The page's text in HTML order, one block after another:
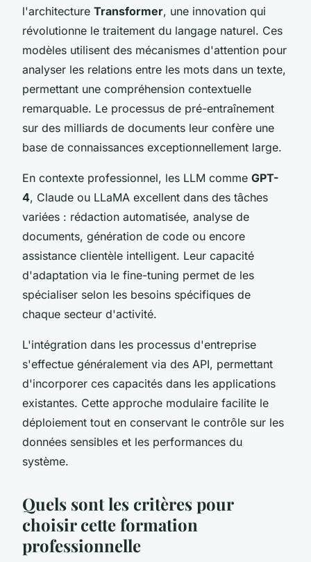
l'architecture Transformer, une innovation qui
révolutionne le traitement du langage naturel. Ces
modèles utilisent des mécanismes d'attention pour
analyser les relations entre les mots dans un texte,
permettant une compréhension contextuelle
remarquable. Le processus de pré-entraînement
sur des milliards de documents leur confère une
base de connaissances exceptionnellement large.
En contexte professionnel, les LLM comme GPT-
4, Claude ou LLaMA excellent dans des tâches
variées : rédaction automatisée, analyse de
documents, génération de code ou encore
assistance clientèle intelligent. Leur capacité
d'adaptation via le fine-tuning permet de les
spécialiser selon les besoins spécifiques de
chaque secteur d'activité.
L'intégration dans les processus d'entreprise
s'effectue généralement via des API, permettant
d'incorporer ces capacités dans les applications
existantes. Cette approche modulaire facilite le
déploiement tout en conservant le contrôle sur les
données sensibles et les performances du
système.
Quels sont les critères pour
choisir cette formation
professionnelle